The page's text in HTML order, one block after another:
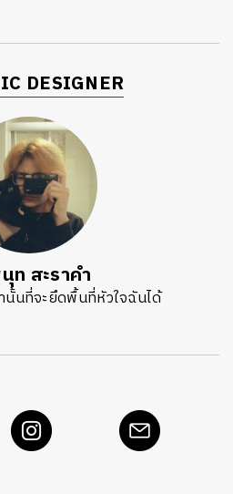
DESIGNER
ท สะราคำ
นั้นที่จะยึดพื้นที่หัวใจฉันได้